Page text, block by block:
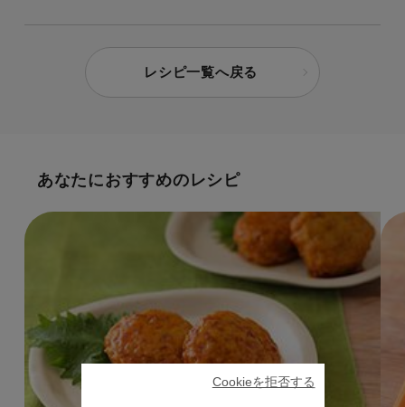
レシピ一覧へ戻る
あなたにおすすめのレシピ
Cookieを拒否する